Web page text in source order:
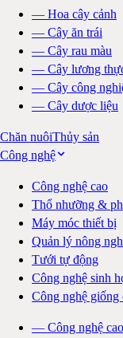
— Hoa cây cảnh
— Cây ăn trái
— Cây rau màu
— Cây lương
— Cây công
— Cây dược liệu
Chăn nuôiThủy sản
Công nghệ
Công nghệ cao
Thổ nhưỡng &
Máy móc thiết bị
Quản lý nông
Tưới tự động
Công nghệ sinh
Công nghệ giống
— Công nghệ cao